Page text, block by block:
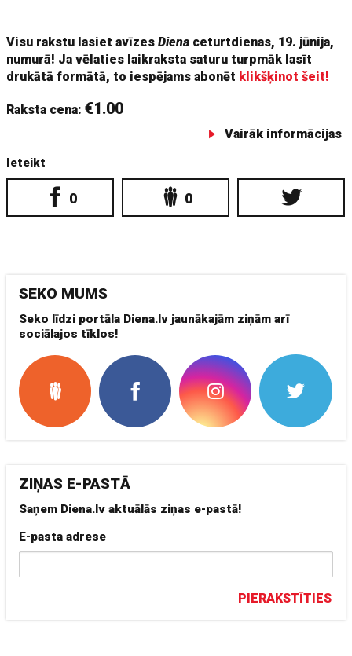
Visu rakstu lasiet avīzesDiena ceturtdienas, 19. jūnija,
numurā! Ja vēlaties laikraksta saturu turpmāk lasīt
drukātā formātā, to iespējams abonēt klikšķinot šeit!
Raksta cena:€1.00
Vairāk informācijas
Ieteikt
0 0
SEKO MUMS
Seko līdzi portāla Diena.lv jaunākajām ziņām arī
sociālajos tīklos!
ZIŅAS E-PASTĀ
Saņem Diena.lv aktuālās ziņas e-pastā!
E-pasta adrese
PIERAKSTĪTIES